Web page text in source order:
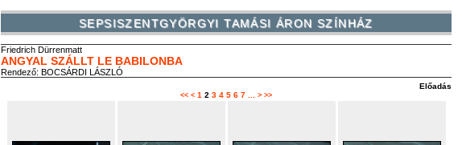
SEPSISZENTGYÖRGYI TAMÁSI ÁRON SZÍNHÁZ
Friedrich Dürrenmatt
ANGYAL SZÁLLT LE BABILONBA
Rendező: BOCSÁRDI LÁSZLÓ
Előadás
<< < 1 2 3 4 5 6 7 > >>